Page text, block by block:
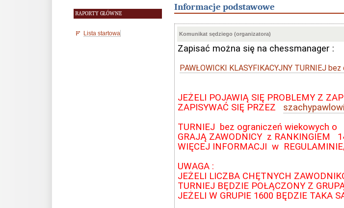
RAPORTY GŁÓWNE
Lista startowa
Informacje podstawowe
Komunikat sędziego (organizatora)
Zapisać można się na chessmanager :
PAWŁOWICKI KLASYFIKACYJNY TURNIEJ
JEŻELI POJAWIĄ SIĘ PROBLEMY Z
ZAPISYWAĆ SIĘ PRZEZ
TURNIEJ bez ograniczeń wiekowych o
GRAJĄ ZAWODNICY z RANKINGIEM
WIĘCEJ INFORMACJI w
UWAGA :
JEŻELI LICZBA CHĘTNYCH
TURNIEJ BĘDZIE POŁĄCZONY Z
JEŻELI W GRUPIE 1600 BĘDZIE TAKA